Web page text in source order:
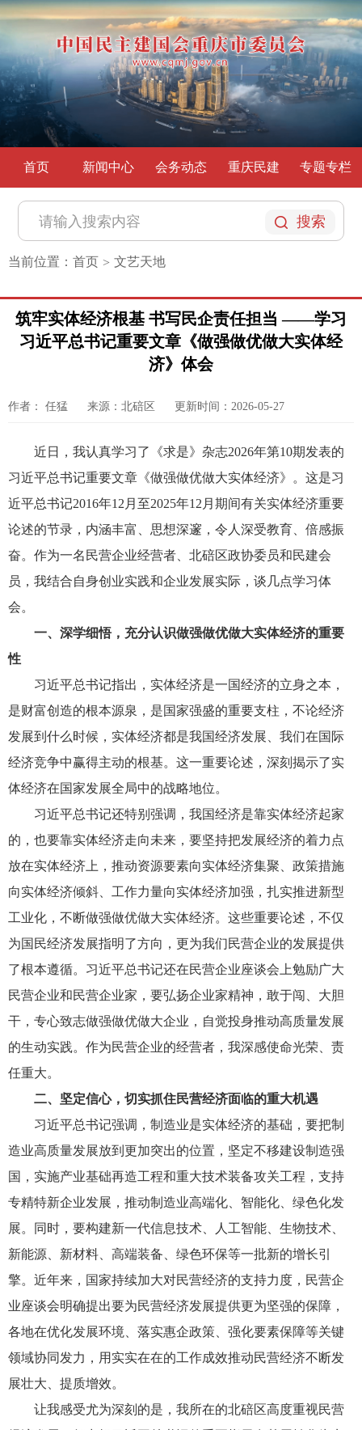
首页 新闻中心 会务动态 重庆民建 专题专栏
搜索
当前位置： 首页 > 文艺天地
筑牢实体经济根基 书写民企责任担当 ——学习
习近平总书记重要文章《做强做优做大实体经
济》体会
作者： 任猛 来源：北碚区 更新时间：2026-05-27
近日，我认真学习了《求是》杂志2026年第10期发表的
习近平总书记重要文章《做强做优做大实体经济》。这是习
近平总书记2016年12月至2025年12月期间有关实体经济重要
论述的节录，内涵丰富、思想深邃，令人深受教育、倍感振
奋。作为一名民营企业经营者、北碚区政协委员和民建会
员，我结合自身创业实践和企业发展实际，谈几点学习体
会。
一、深学细悟，充分认识做强做优做大实体经济的重要
性
习近平总书记指出，实体经济是一国经济的立身之本，
是财富创造的根本源泉，是国家强盛的重要支柱，不论经济
发展到什么时候，实体经济都是我国经济发展、我们在国际
经济竞争中赢得主动的根基。这一重要论述，深刻揭示了实
体经济在国家发展全局中的战略地位。
习近平总书记还特别强调，我国经济是靠实体经济起家
的，也要靠实体经济走向未来，要坚持把发展经济的着力点
放在实体经济上，推动资源要素向实体经济集聚、政策措施
向实体经济倾斜、工作力量向实体经济加强，扎实推进新型
工业化，不断做强做优做大实体经济。这些重要论述，不仅
为国民经济发展指明了方向，更为我们民营企业的发展提供
了根本遵循。习近平总书记还在民营企业座谈会上勉励广大
民营企业和民营企业家，要弘扬企业家精神，敢于闯、大胆
干，专心致志做强做优做大企业，自觉投身推动高质量发展
的生动实践。作为民营企业的经营者，我深感使命光荣、责
任重大。
二、坚定信心，切实抓住民营经济面临的重大机遇
习近平总书记强调，制造业是实体经济的基础，要把制
造业高质量发展放到更加突出的位置，坚定不移建设制造强
国，实施产业基础再造工程和重大技术装备攻关工程，支持
专精特新企业发展，推动制造业高端化、智能化、绿色化发
展。同时，要构建新一代信息技术、人工智能、生物技术、
新能源、新材料、高端装备、绿色环保等一批新的增长引
擎。近年来，国家持续加大对民营经济的支持力度，民营企
业座谈会明确提出要为民营经济发展提供更为坚强的保障，
各地在优化发展环境、落实惠企政策、强化要素保障等关键
领域协同发力，用实实在在的工作成效推动民营经济不断发
展壮大、提质增效。
让我感受尤为深刻的是，我所在的北碚区高度重视民营